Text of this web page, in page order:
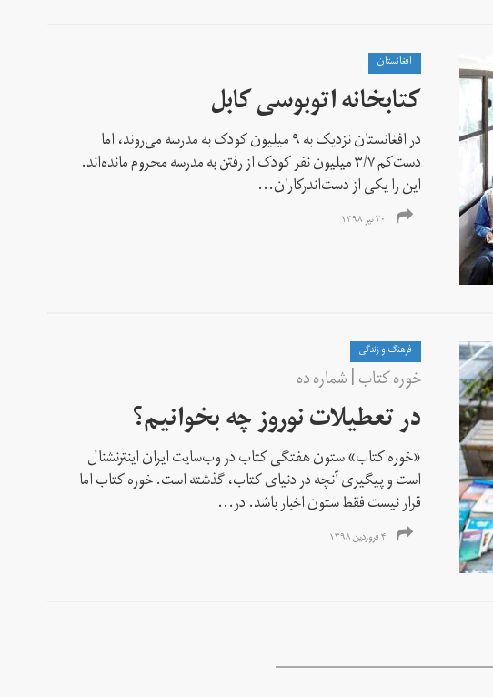
افغانستان
کتابخانه‌ اتوبوسی کابل
در افغانستان نزدیک به ۹ میلیون کودک به مدرسه می‌روند، اما
دست‌کم ۳/۷ میلیون نفر کودک از رفتن به مدرسه محروم مانده‌اند.
این را یکی از دست‌اندرکاران...
۲۰ تیر ۱۳۹۸
فرهنگ و زندگی
خوره کتاب | شماره‌ ده
در تعطیلات نوروز چه بخوانیم؟
«خوره کتاب» ستون هفتگی کتاب در وب‌سایت ایران اینترنشنال
است و پیگیری‌ آنچه در دنیای کتاب، گذشته است. خوره‌ کتاب اما
قرار نیست فقط ستون اخبار باشد. در...
۴ فروردین ۱۳۹۸